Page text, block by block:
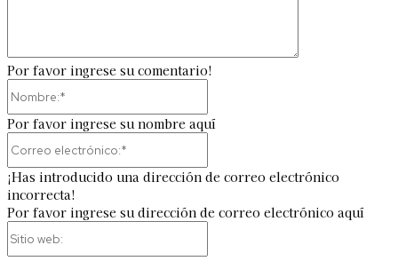
Por favor ingrese su comentario!
Por favor ingrese su nombre aquí
¡Has introducido una dirección de correo electrónico
incorrecta!
Por favor ingrese su dirección de correo electrónico aquí